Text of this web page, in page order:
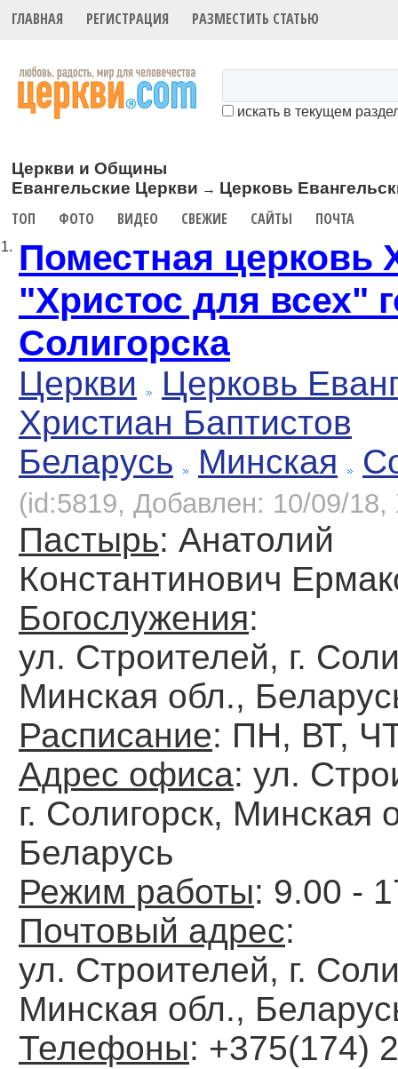
ГЛАВНАЯ РЕГИСТРАЦИЯ РАЗМЕСТИТЬ СТАТЬЮ
искать в текущем
Церкви и Общины
Евангельские Церкви → Церковь
ТОП ФОТО ВИДЕО СВЕЖИЕ САЙТЫ ПОЧТА
1. Поместная церковь
"Христос для всех"
Солигорска
Церкви
Церковь
Христиан Баптистов
Беларусь
Минская
(id:5819, Добавлен: 10/09/18,
Пастырь: Анатолий
Константинович
Богослужения:
ул. Строителей, г.
Минская обл.,
Расписание: ПН, ВТ,
Адрес офиса: ул.
г. Солигорск, Минская
Беларусь
Режим работы: 9.00 -
Почтовый адрес:
ул. Строителей, г.
Минская обл.,
Телефоны: +375(174)